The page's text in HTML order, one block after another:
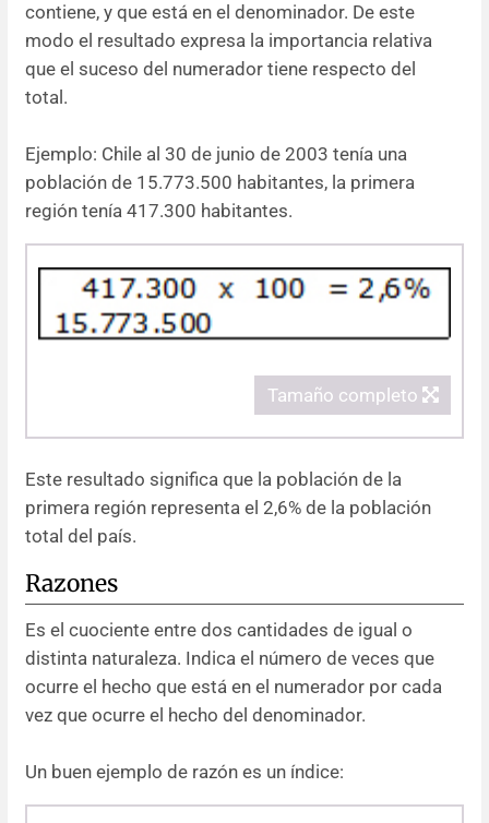
contiene, y que está en el denominador. De este
modo el resultado expresa la importancia relativa
que el suceso del numerador tiene respecto del
total.
Ejemplo: Chile al 30 de junio de 2003 tenía una
población de 15.773.500 habitantes, la primera
región tenía 417.300 habitantes.
Tamaño completo
Este resultado significa que la población de la
primera región representa el 2,6% de la población
total del país.
Razones
Es el cuociente entre dos cantidades de igual o
distinta naturaleza. Indica el número de veces que
ocurre el hecho que está en el numerador por cada
vez que ocurre el hecho del denominador.
Un buen ejemplo de razón es un índice: